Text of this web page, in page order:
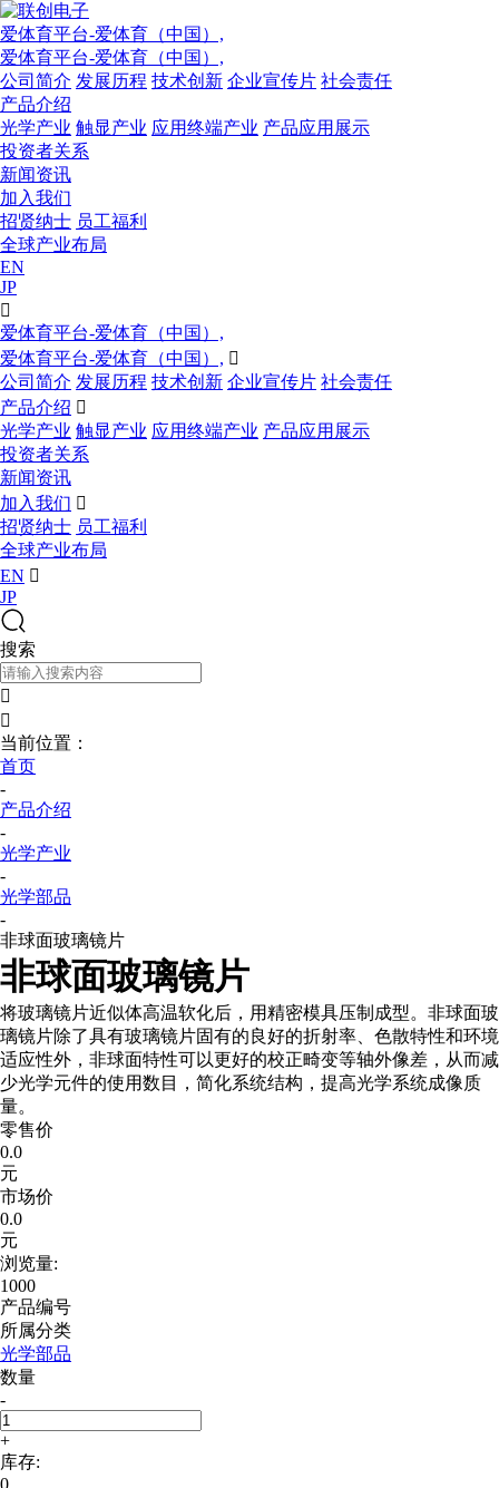
爱体育平台-爱体育（中国）,
爱体育平台-爱体育（中国）,
公司简介 发展历程 技术创新 企业宣传片 社会责任
产品介绍
光学产业 触显产业 应用终端产业 产品应用展示
投资者关系
新闻资讯
加入我们
招贤纳士 员工福利
全球产业布局
EN
JP

爱体育平台-爱体育（中国）,
爱体育平台-爱体育（中国）, 
公司简介 发展历程 技术创新 企业宣传片 社会责任
产品介绍 
光学产业 触显产业 应用终端产业 产品应用展示
投资者关系
新闻资讯
加入我们 
招贤纳士 员工福利
全球产业布局
EN 
JP
搜索


当前位置：
首页
-
产品介绍
-
光学产业
-
光学部品
-
非球面玻璃镜片
非球面玻璃镜片
将玻璃镜片近似体高温软化后，用精密模具压制成型。非球面玻
璃镜片除了具有玻璃镜片固有的良好的折射率、色散特性和环境
适应性外，非球面特性可以更好的校正畸变等轴外像差，从而减
少光学元件的使用数目，简化系统结构，提高光学系统成像质
量。
零售价
0.0
元
市场价
0.0
元
浏览量:
1000
产品编号
所属分类
光学部品
数量
-
+
库存:
0